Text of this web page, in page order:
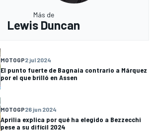
Más de
Lewis Duncan
MOTOGP2 jul 2024
El punto fuerte de Bagnaia contrario a Márquez
por el que brilló en Assen
MOTOGP26 jun 2024
Aprilia explica por qué ha elegido a Bezzecchi
pese a su difícil 2024